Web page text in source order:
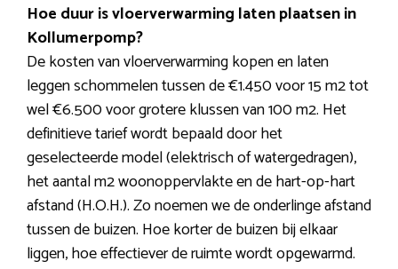
Hoe duur is vloerverwarming laten plaatsen in
Kollumerpomp?
De kosten van vloerverwarming kopen en laten
leggen schommelen tussen de €1.450 voor 15 m2 tot
wel €6.500 voor grotere klussen van 100 m2. Het
definitieve tarief wordt bepaald door het
geselecteerde model (elektrisch of watergedragen),
het aantal m2 woonoppervlakte en de hart-op-hart
afstand (H.O.H.). Zo noemen we de onderlinge afstand
tussen de buizen. Hoe korter de buizen bij elkaar
liggen, hoe effectiever de ruimte wordt opgewarmd.